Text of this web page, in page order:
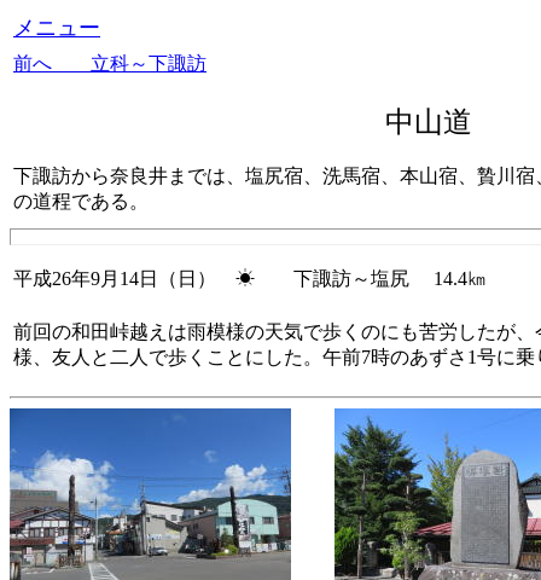
メニュー
前へ 立科～下諏訪
中山道 （
下諏訪から奈良井までは、塩尻宿、洗馬宿、本山宿、贄川
の道程である。
平成26年9月14日（日） ☀ 下諏訪～塩尻 14.4㎞
前回の和田峠越えは雨模様の天気で歩くのにも苦労したが
様、友人と二人で歩くことにした。午前7時のあずさ1号に